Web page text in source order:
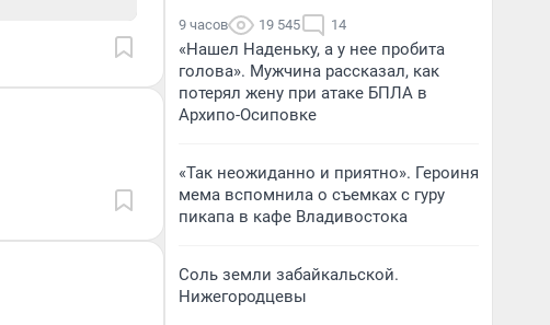
9 часов 19 545 14
«Нашел Наденьку, а у нее пробита
голова». Мужчина рассказал, как
потерял жену при атаке БПЛА в
Архипо-Осиповке
«Так неожиданно и приятно». Героиня
мема вспомнила о съемках с гуру
пикапа в кафе Владивостока
Соль земли забайкальской.
Нижегородцевы